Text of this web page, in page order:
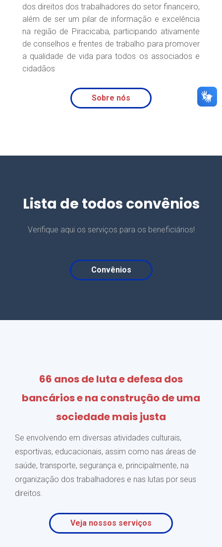
dos direitos dos trabalhadores do setor financeiro,
além de ser um pilar de informação e excelência
na região de Piracicaba, participando ativamente
de conselhos e frentes de trabalho para promover
a qualidade de vida para todos os associados e
cidadãos
Sobre nós
Lista de todos convênios
Verifique aqui os serviços para os beneficiários!
Convênios
66 anos de luta e defesa dos
bancários e na construção de uma
sociedade mais justa
Se envolvendo em diversas atividades culturais,
esportivas, educacionais, assim como nas áreas de
saúde, transporte, segurança e, principalmente, na
organização dos trabalhadores e nas lutas por seus
direitos.
Veja nossos serviços